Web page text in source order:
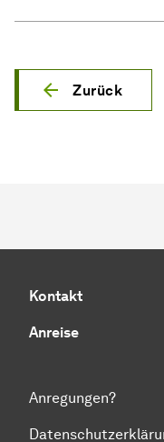
Zurück
Kontakt
Anreise
Anregungen?